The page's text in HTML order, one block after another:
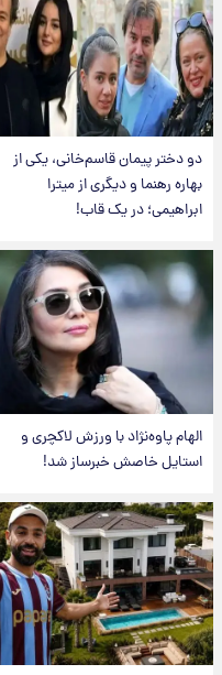
دو دختر پیمان قاسم‌خانی، یکی از
بهاره رهنما و دیگری از میترا
ابراهیمی؛ در یک قاب!
الهام پاوه‌نژاد با ورزش لاکچری و
استایل خاصش خبرساز شد!